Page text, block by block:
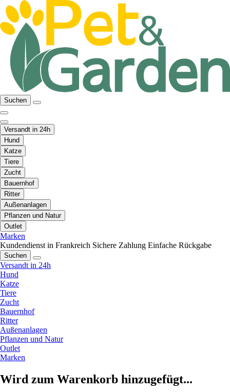
Suchen
Versandt in 24h
Hund
Katze
Tiere
Zucht
Bauernhof
Ritter
Außenanlagen
Pflanzen und Natur
Outlet
Marken
Kundendienst in Frankreich Sichere Zahlung Einfache Rückgabe
Suchen
Versandt in 24h
Hund
Katze
Tiere
Zucht
Bauernhof
Ritter
Außenanlagen
Pflanzen und Natur
Outlet
Marken
Wird zum Warenkorb hinzugefügt...